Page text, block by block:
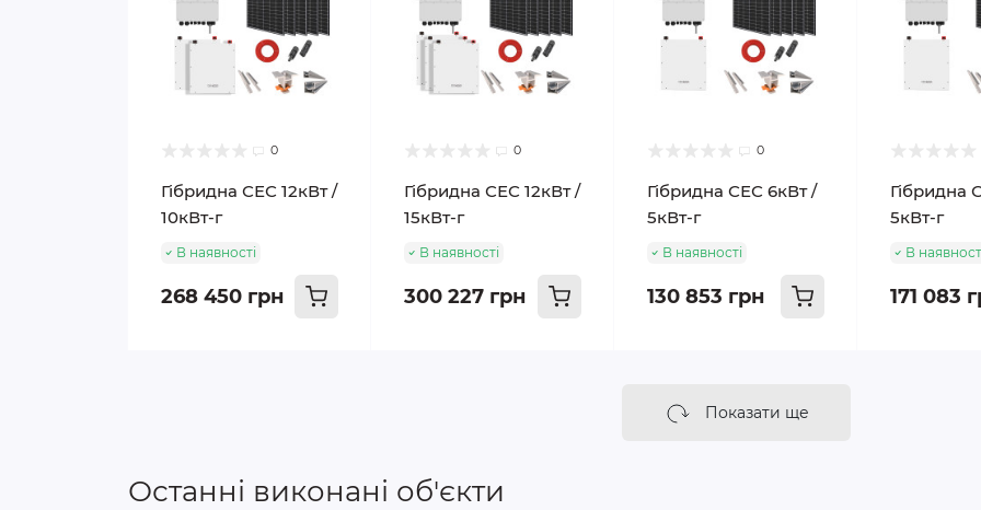
0
Гібридна СЕС 12кВт /
10кВт-г
В наявності
268 450 грн
0
Гібридна СЕС 12кВт /
15кВт-г
В наявності
300 227 грн
0
Гібридна СЕС 6кВт /
5кВт-г
В наявності
130 853 грн
Гібридна
5кВт-г
В
171 083
Показати ще
Останні виконані об'єкти